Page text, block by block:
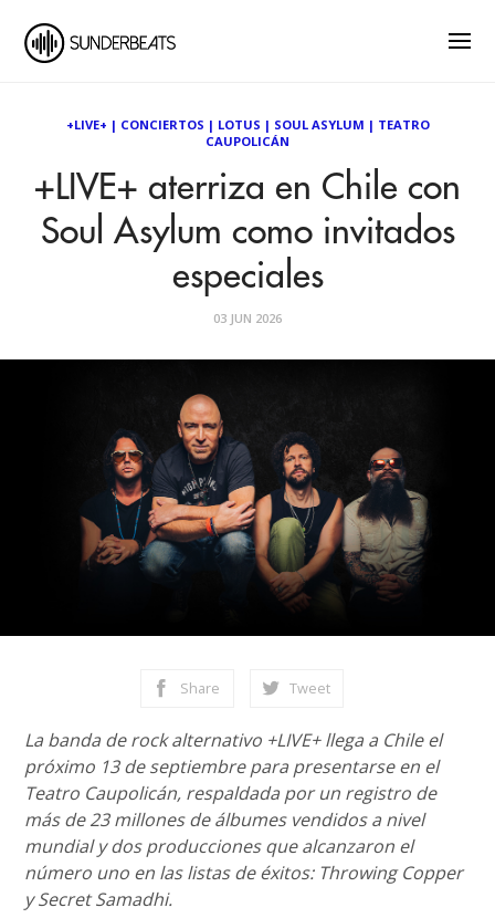
+LIVE+ | CONCIERTOS | LOTUS | SOUL ASYLUM | TEATRO
CAUPOLICÁN
+LIVE+ aterriza en Chile con
Soul Asylum como invitados
especiales
03 JUN 2026
Share Tweet
La banda de rock alternativo +LIVE+ llega a Chile el
próximo 13 de septiembre para presentarse en el
Teatro Caupolicán, respaldada por un registro de
más de 23 millones de álbumes vendidos a nivel
mundial y dos producciones que alcanzaron el
número uno en las listas de éxitos: Throwing Copper
y Secret Samadhi.